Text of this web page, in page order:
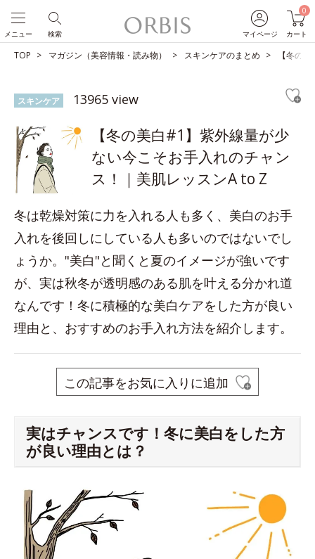
マイページ
0
カート
検索
メニュー
TOP マガジン（美容情報・読み物） スキンケアのまとめ 【冬の
スキンケア 13965 view
【冬の美白#1】紫外線量が少
ない今こそお手入れのチャン
ス！｜美肌レッスンA to Z
冬は乾燥対策に力を入れる人も多く、美白のお手
入れを後回しにしている人も多いのではないでし
ょうか。"美白"と聞くと夏のイメージが強いです
が、実は秋冬が透明感のある肌を叶える分かれ道
なんです！冬に積極的な美白ケアをした方が良い
理由と、おすすめのお手入れ方法を紹介します。
この記事をお気に入りに追加
実はチャンスです！冬に美白をした方
が良い理由とは？